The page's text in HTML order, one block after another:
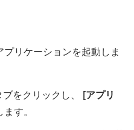
プリケーションを起動しま
ブをクリックし、 [アプリ
す。